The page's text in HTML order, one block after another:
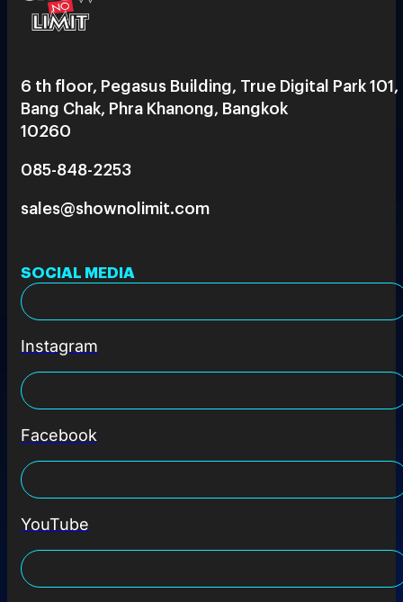
6 th floor, Pegasus Building, True Digital Park 101,
Bang Chak, Phra Khanong, Bangkok
10260
085-848-2253
sales@shownolimit.com
SOCIAL MEDIA
Instagram
Facebook
YouTube